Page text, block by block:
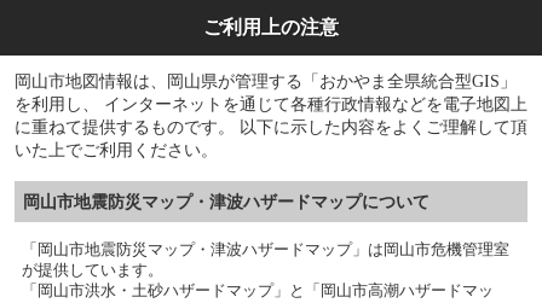
ご利用上の注意
岡山市地図情報は、岡山県が管理する「おかやま全県統合型GIS」
を利用し、 インターネットを通じて各種行政情報などを電子地図上
に重ねて提供するものです。 以下に示した内容をよくご理解して頂
いた上でご利用ください。
岡山市地震防災マップ・津波ハザードマップについて
「岡山市地震防災マップ・津波ハザードマップ」は岡山市危機管理室
が提供しています。
「岡山市洪水・土砂ハザードマップ」と「岡山市高潮ハザードマッ